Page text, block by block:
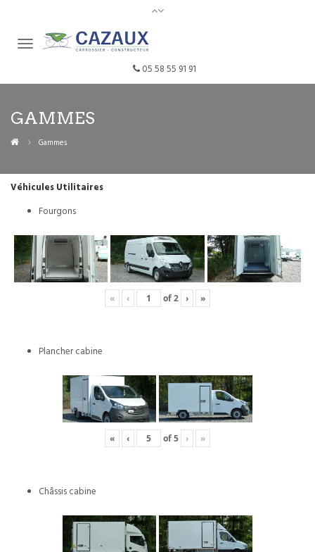
05 58 55 91 91
GAMMES
Gammes
Véhicules Utilitaires
Fourgons
« ‹ of2 › »
Plancher cabine
« ‹ of5 › »
Châssis cabine